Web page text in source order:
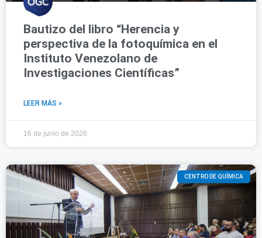
Bautizo del libro “Herencia y
perspectiva de la fotoquímica en el
Instituto Venezolano de
Investigaciones Científicas”
LEER MÁS »
16 de junio de 2026
CENTRO DE QUÍMICA